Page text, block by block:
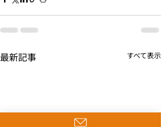
最新記事 すべて表示